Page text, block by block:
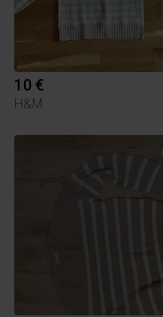
10 €
H&M